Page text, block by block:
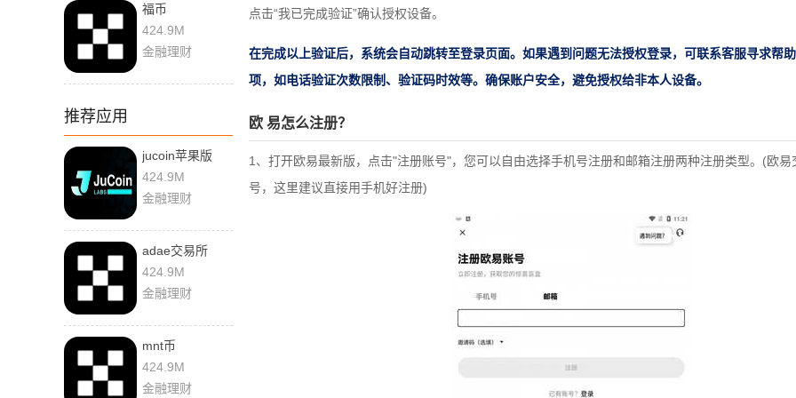
福币
424.9M
金融理财
推荐应用
jucoin苹果版
424.9M
金融理财
adae交易所
424.9M
金融理财
mnt币
424.9M
金融理财
点击“我已完成验证”确认授权设备。
在完成以上验证后，系统会自动跳转至登录页面。如果遇到问题无法授权登录，可联系客服寻求帮
项，如电话验证次数限制、验证码时效等。确保账户安全，避免授权给非本人设备。
欧 易怎么注册？
1、打开欧易最新版，点击"注册账号"，您可以自由选择手机号注册和邮箱注册两种注册类型。(欧
号，这里建议直接用手机好注册)